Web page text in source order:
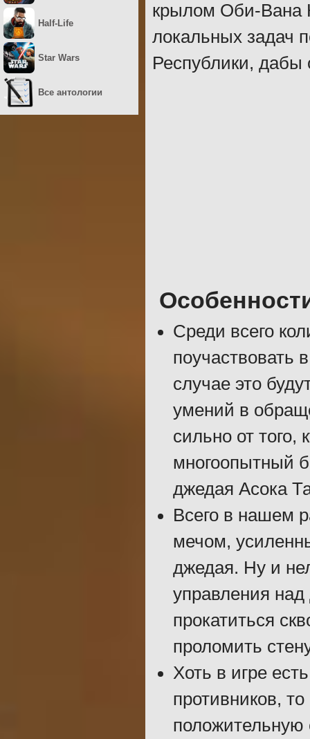
крылом Оби-Вана
локальных задач
Республики, дабы
Среди всего
поучаствовать
случае это
умений в
сильно от того,
многоопытный
джедая Асока
Всего в нашем
мечом,
джедая. Ну и
управления
прокатиться
проломить
Хоть в игре
противников,
положительную
Half-Life
Star Wars
Все антологии